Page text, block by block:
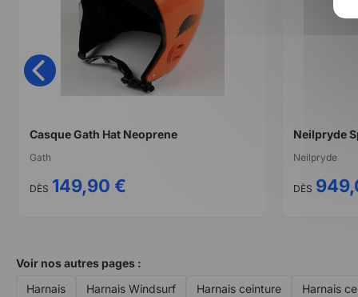
Casque Gath Hat Neoprene
Gath
DÈS 149,90 €
Neilpryde
Neilpryde
DÈS
Voir nos autres pages :
Harnais
Harnais Windsurf Harnais ceinture Harnais